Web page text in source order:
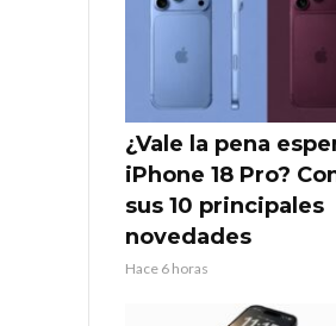
¿Vale la pena
iPhone 18 Pro?
sus 10 principales
novedades
Hace 6 horas